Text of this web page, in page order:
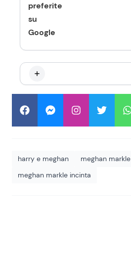
preferite
su
Google
harry e meghan
meghan markle
meghan markle incinta